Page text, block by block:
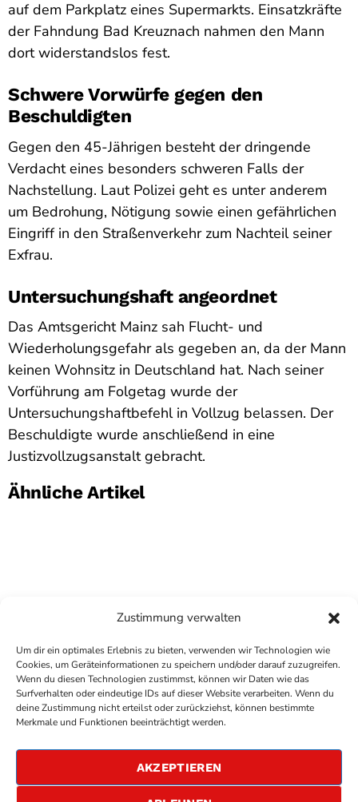
Zustimmung verwalten
Um dir ein optimales Erlebnis zu bieten, verwenden wir Technologien wie
Cookies, um Geräteinformationen zu speichern und/oder darauf zuzugreifen.
Wenn du diesen Technologien zustimmst, können wir Daten wie das
Surfverhalten oder eindeutige IDs auf dieser Website verarbeiten. Wenn du
deine Zustimmung nicht erteilst oder zurückziehst, können bestimmte
Merkmale und Funktionen beeinträchtigt werden.
AKZEPTIEREN
auf dem Parkplatz eines Supermarkts. Einsatzkräfte
der Fahndung Bad Kreuznach nahmen den Mann
dort widerstandslos fest.
Schwere Vorwürfe gegen den
Beschuldigten
Gegen den 45-Jährigen besteht der dringende
Verdacht eines besonders schweren Falls der
Nachstellung. Laut Polizei geht es unter anderem
um Bedrohung, Nötigung sowie einen gefährlichen
Eingriff in den Straßenverkehr zum Nachteil seiner
Exfrau.
Untersuchungshaft angeordnet
Das Amtsgericht Mainz sah Flucht- und
Wiederholungsgefahr als gegeben an, da der Mann
keinen Wohnsitz in Deutschland hat. Nach seiner
Vorführung am Folgetag wurde der
Untersuchungshaftbefehl in Vollzug belassen. Der
Beschuldigte wurde anschließend in eine
Justizvollzugsanstalt gebracht.
Ähnliche Artikel
COPYRIGHTANTENNE BAD KREUZNACH
DATENSCHUTZERKLÄRUNG